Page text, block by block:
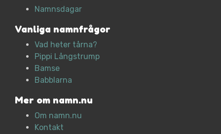
Namnsdagar
Vanliga namnfrågor
Vad heter tårna?
Pippi Långstrump
Bamse
Babblarna
Mer om namn.nu
Om namn.nu
Kontakt